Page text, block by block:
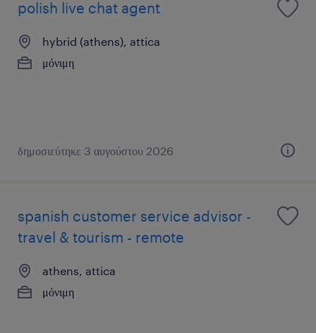
polish live chat agent
hybrid (athens), attica
μόνιμη
δημοσιεύτηκε 3 αυγούστου 2026
spanish customer service advisor -
travel & tourism - remote
athens, attica
μόνιμη